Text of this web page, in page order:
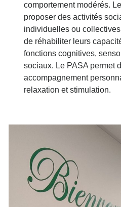
comportement modérés.
proposer des activités
individuelles ou
de réhabiliter leurs
fonctions cognitives,
sociaux. Le PASA permet
accompagnement
relaxation et stimulation.